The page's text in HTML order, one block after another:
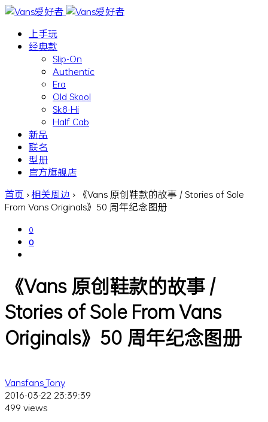
上手玩
经典款
Slip-On
Authentic
Era
Old Skool
Sk8-Hi
Half Cab
新品
联名
型册
官方旗舰店
首页 ›相关周边 › 《Vans 原创鞋款的故事 / Stories of Sole
From Vans Originals》50 周年纪念图册
0
0
《Vans 原创鞋款的故事 /
Stories of Sole From Vans
Originals》50 周年纪念图册
Vansfans_Tony
2016-03-22 23:39:39
499 views